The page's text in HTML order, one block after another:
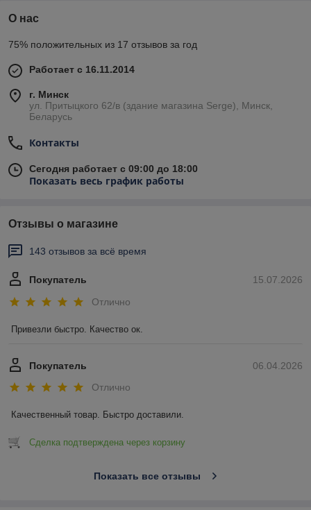
О нас
75% положительных из 17 отзывов за год
Работает с 16.11.2014
г. Минск
ул. Притыцкого 62/в (здание магазина Serge), Минск,
Беларусь
Контакты
Сегодня работает с 09:00 до 18:00
Показать весь график работы
Отзывы о магазине
143 отзывов за всё время
15.07.2026
Покупатель
Отлично
Привезли быстро. Качество ок.
06.04.2026
Покупатель
Отлично
Качественный товар. Быстро доставили.
Сделка подтверждена через корзину
Показать все отзывы